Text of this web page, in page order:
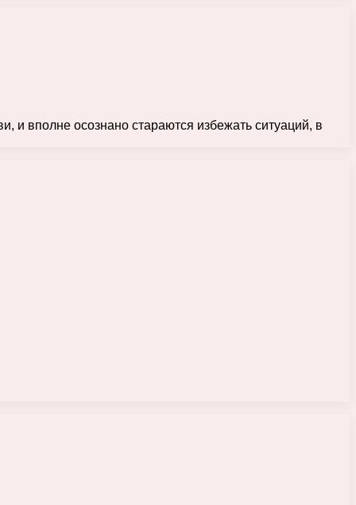
и вполне осознано стараются избежать ситуаций, в